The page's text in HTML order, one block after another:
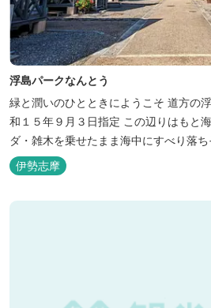
浮島パークなんとう
緑と潤いのひとときにようこそ ​道方の浮島 (三重県天然記念
和１５年９月３日指定 この辺りはもと海で地変の為山の突端がシ
ダ・雑木を乗せたまま海中にすべり落
浮き沈みするようになったと伝えられて
散策路が設けられ、また海岸線が一望で
もあり自然と親しむ見どころがありま
伊勢志摩